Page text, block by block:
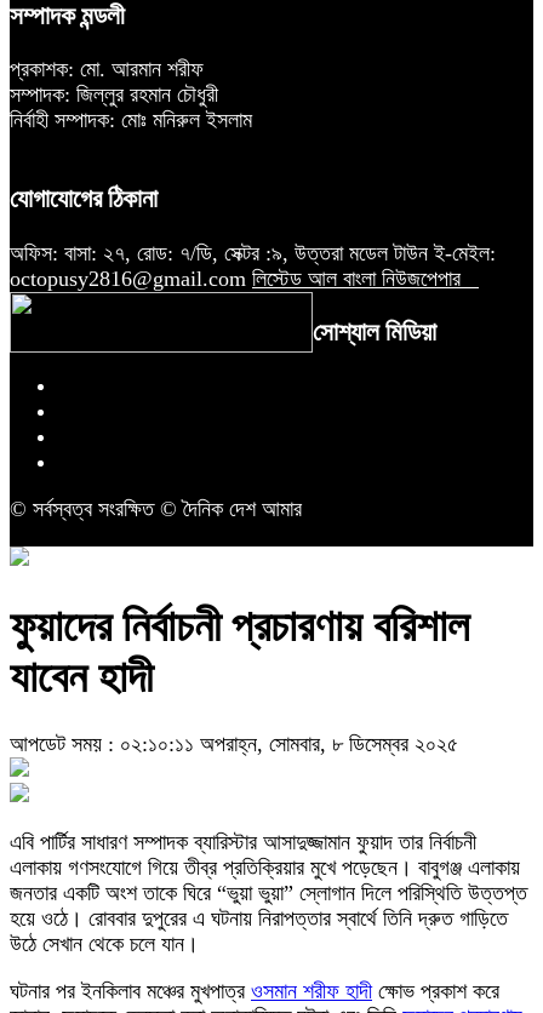
সম্পাদক মন্ডলী
প্রকাশক: মো. আরমান শরীফ
সম্পাদক: জিল্লুর রহমান চৌধুরী
নির্বাহী সম্পাদক: মোঃ মনিরুল ইসলাম
যোগাযোগের ঠিকানা
অফিস: বাসা: ২৭, রোড: ৭/ডি, সেক্টর :৯, উত্তরা মডেল টাউন ই-মেইল:
octopusy2816@gmail.com লিস্টেড আল বাংলা নিউজপেপার
সোশ্যাল মিডিয়া
© সর্বস্বত্ব সংরক্ষিত © দৈনিক দেশ আমার
ফুয়াদের নির্বাচনী প্রচারণায় বরিশাল
যাবেন হাদী
আপডেট সময় : ০২:১০:১১ অপরাহ্ন, সোমবার, ৮ ডিসেম্বর ২০২৫
এবি পার্টির সাধারণ সম্পাদক ব্যারিস্টার আসাদুজ্জামান ফুয়াদ তার নির্বাচনী
এলাকায় গণসংযোগে গিয়ে তীব্র প্রতিক্রিয়ার মুখে পড়েছেন। বাবুগঞ্জ এলাকায়
জনতার একটি অংশ তাকে ঘিরে “ভুয়া ভুয়া” স্লোগান দিলে পরিস্থিতি উত্তপ্ত
হয়ে ওঠে। রোববার দুপুরের এ ঘটনায় নিরাপত্তার স্বার্থে তিনি দ্রুত গাড়িতে
উঠে সেখান থেকে চলে যান।
ঘটনার পর ইনকিলাব মঞ্চের মুখপাত্র ওসমান শরীফ হাদীক্ষোভ প্রকাশ করে